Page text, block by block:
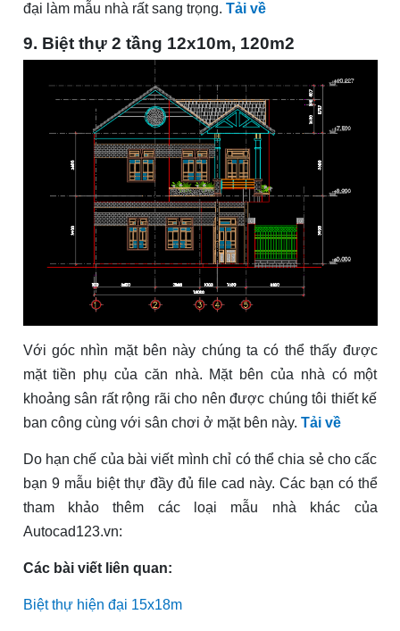
đại làm mẫu nhà rất sang trọng. Tải về
9. Biệt thự 2 tầng 12x10m, 120m2
Với góc nhìn mặt bên này chúng ta có thể thấy được
mặt tiền phụ của căn nhà. Mặt bên của nhà có một
khoảng sân rất rộng rãi cho nên được chúng tôi thiết kế
ban công cùng với sân chơi ở mặt bên này. Tải về
Do hạn chế của bài viết mình chỉ có thể chia sẻ cho cấc
bạn 9 mẫu biệt thự đầy đủ file cad này. Các bạn có thể
tham khảo thêm các loại mẫu nhà khác của
Autocad123.vn:
Các bài viết liên quan:
Biệt thự hiện đại 15x18m